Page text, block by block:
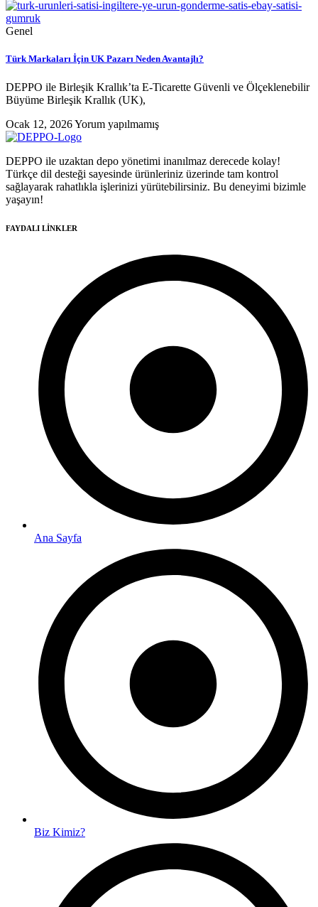
Genel
Türk Markaları İçin UK Pazarı Neden Avantajlı?
DEPPO ile Birleşik Krallık’ta E-Ticarette Güvenli ve Ölçeklenebilir
Büyüme Birleşik Krallık (UK),
Ocak 12, 2026Yorum yapılmamış
DEPPO ile uzaktan depo yönetimi inanılmaz derecede kolay!
Türkçe dil desteği sayesinde ürünleriniz üzerinde tam kontrol
sağlayarak rahatlıkla işlerinizi yürütebilirsiniz. Bu deneyimi bizimle
yaşayın!
FAYDALI LİNKLER
Ana Sayfa
Biz Kimiz?